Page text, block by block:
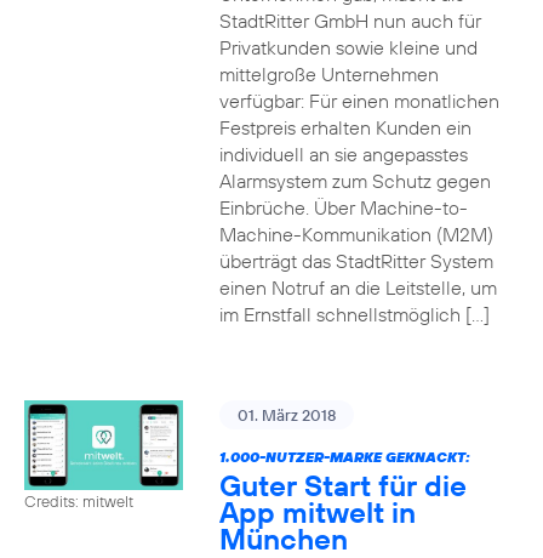
StadtRitter GmbH nun auch für
Privatkunden sowie kleine und
mittelgroße Unternehmen
verfügbar: Für einen monatlichen
Festpreis erhalten Kunden ein
individuell an sie angepasstes
Alarmsystem zum Schutz gegen
Einbrüche. Über Machine-to-
Machine-Kommunikation (M2M)
überträgt das StadtRitter System
einen Notruf an die Leitstelle, um
im Ernstfall schnellstmöglich […]
Credits: mitwelt
01. März 2018
1.000-NUTZER-MARKE GEKNACKT:
Guter Start für die
App mitwelt in
München